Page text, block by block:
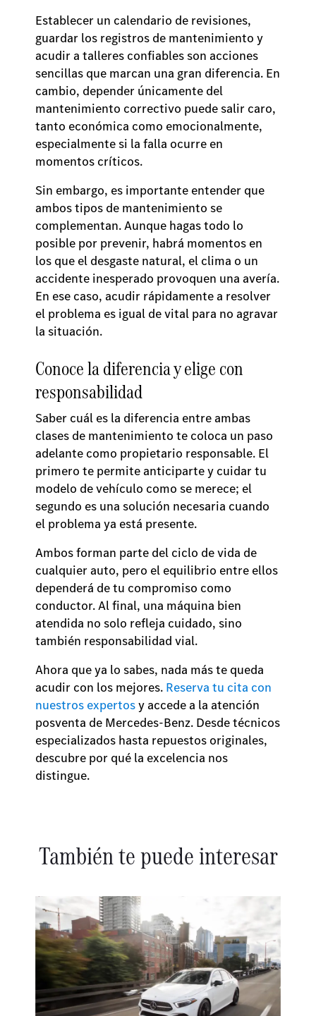
Establecer un calendario de revisiones,
guardar los registros de mantenimiento y
acudir a talleres confiables son acciones
sencillas que marcan una gran diferencia. En
cambio, depender únicamente del
mantenimiento correctivo puede salir caro,
tanto económica como emocionalmente,
especialmente si la falla ocurre en
momentos críticos.
Sin embargo, es importante entender que
ambos tipos de mantenimiento se
complementan. Aunque hagas todo lo
posible por prevenir, habrá momentos en
los que el desgaste natural, el clima o un
accidente inesperado provoquen una avería.
En ese caso, acudir rápidamente a resolver
el problema es igual de vital para no agravar
la situación.
Conoce la diferencia y elige con
responsabilidad
Saber cuál es la diferencia entre ambas
clases de mantenimiento te coloca un paso
adelante como propietario responsable. El
primero te permite anticiparte y cuidar tu
modelo de vehículo como se merece; el
segundo es una solución necesaria cuando
el problema ya está presente.
Ambos forman parte del ciclo de vida de
cualquier auto, pero el equilibrio entre ellos
dependerá de tu compromiso como
conductor. Al final, una máquina bien
atendida no solo refleja cuidado, sino
también responsabilidad vial.
Ahora que ya lo sabes, nada más te queda
acudir con los mejores. Reserva tu cita con
nuestros expertosy accede a la atención
posventa de Mercedes-Benz. Desde técnicos
especializados hasta repuestos originales,
descubre por qué la excelencia nos
distingue.
También te puede interesar